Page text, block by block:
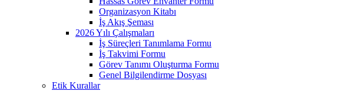
Organizasyon Kitabı
İş Akış Şeması
2026 Yılı Çalışmaları
İş Süreçleri Tanımlama Formu
İş Takvimi Formu
Görev Tanımı Oluşturma Formu
Genel Bilgilendirme Dosyası
Etik Kurallar